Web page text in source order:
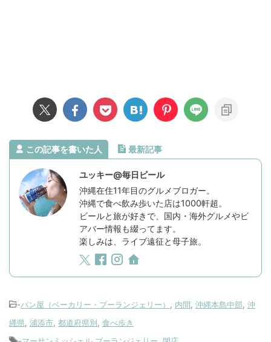
この記事を書いた人 最新記事
ユッキー@毎日ビール
沖縄在住11年目のグルメブロガー。
沖縄で食べ飲み歩いた店は1000軒超。
ビールと旅が好きで、国内・海外グルメやビ
アバー情報も綴ってます。
楽しみは、ライブ遠征と母子旅。
-パン屋（ベーカリー・ブーランジェリー） , 内間, 沖縄本島中部, 沖
縄県, 浦添市, 都道府県別, 食べ歩き